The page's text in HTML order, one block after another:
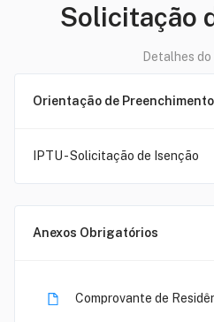
Solicitação
Detalhes
Orientação de Preenchimento
IPTU - Solicitação de Isenção
Anexos Obrigatórios
Comprovante de